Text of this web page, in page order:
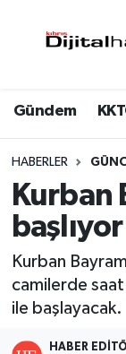
Gündem
HABERLER
Kurban
başlıyor
Kurban
camilerde saat
ile başlayacak.
HABER
Trafik
Süper Lig
Tüm